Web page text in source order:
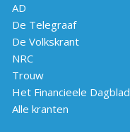
AD
De Telegraaf
De Volkskrant
NRC
Trouw
Het Financieele Dagblad
Alle kranten